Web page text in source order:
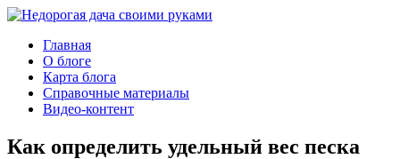
Главная
О блоге
Карта блога
Справочные материалы
Видео-контент
Как определить удельный вес песка